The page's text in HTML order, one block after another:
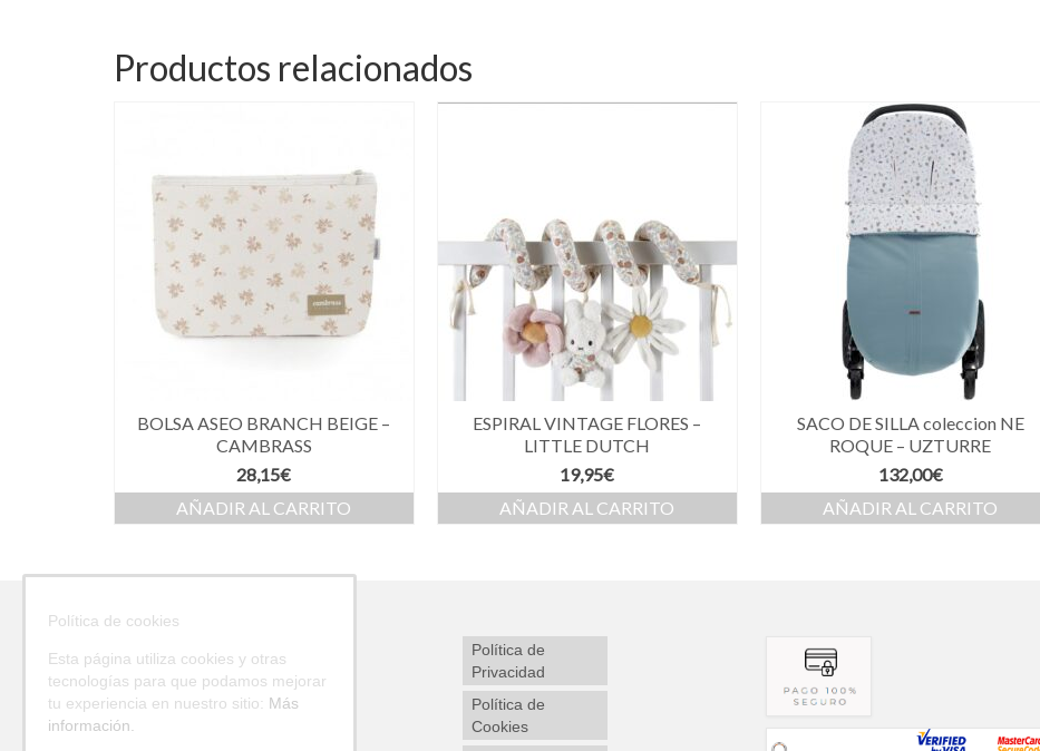
Productos relacionados
BOLSA ASEO BRANCH BEIGE –
CAMBRASS
28,15€
AÑADIR AL CARRITO
ESPIRAL VINTAGE FLORES –
LITTLE DUTCH
19,95€
AÑADIR AL CARRITO
SACO DE SILLA coleccion NE
ROQUE – UZTURRE
132,00€
AÑADIR AL CARRITO
Política de
Privacidad
Política de
Cookies
Política de cookies
Esta página utiliza cookies y otras
tecnologías para que podamos mejorar
tu experiencia en nuestro sitio: Más
información.